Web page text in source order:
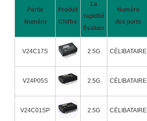
Partie
Numéro
Produit
Chiffre
La
rapidité
Évaluer
Numéro
des ports
V24C17S 2.5G CÉLIBATAIRE
V24P05S 2.5G CÉLIBATAIRE
V24C01SP 2.5G CÉLIBATAIRE